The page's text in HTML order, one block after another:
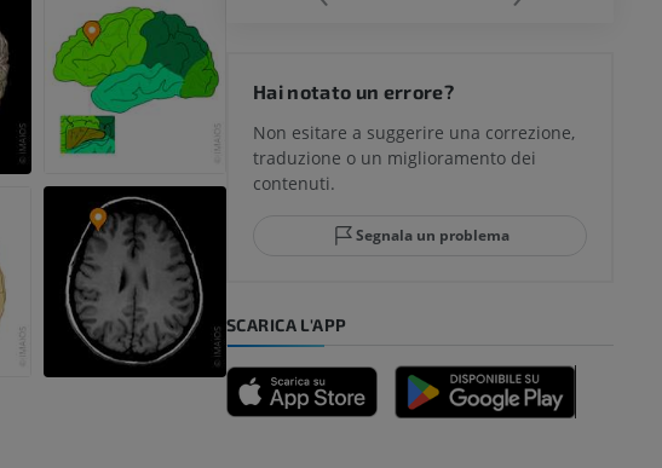
Artrografia TC del ginocchio
Artrografia
RMN della caviglia e del
retropiede
RMN dell’avampiede
RM
PREMIUM
Hai notato un errore?
Non esitare a suggerire una correzione,
traduzione o un miglioramento dei
contenuti.
Segnala un problema
SCARICA L'APP